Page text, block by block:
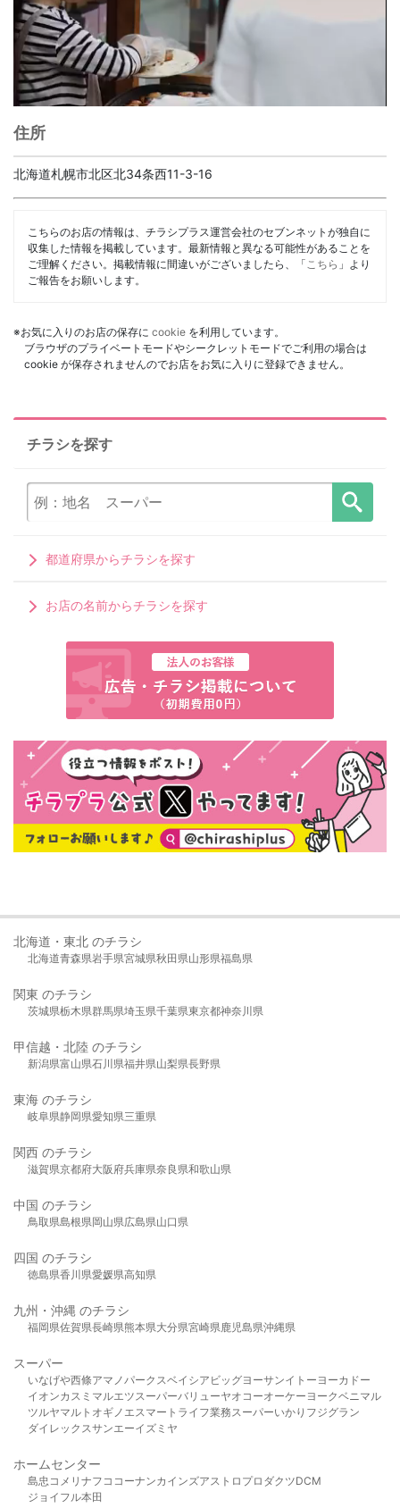
住所
北海道札幌市北区北34条西11-3-16
こちらのお店の情報は、チラシプラス運営会社のセブンネットが独自に
収集した情報を掲載しています。最新情報と異なる可能性があることを
ご理解ください。掲載情報に間違いがございましたら、「 こちら 」より
ご報告をお願いします。
※お気に入りのお店の保存に cookie を利用しています。
ブラウザのプライベートモードやシークレットモードでご利用の場合は
cookie が保存されませんのでお店をお気に入りに登録できません。
チラシを探す
都道府県からチラシを探す
お店の名前からチラシを探す
北海道・東北 のチラシ
北海道青森県岩手県宮城県秋田県山形県福島県
関東 のチラシ
茨城県栃木県群馬県埼玉県千葉県東京都神奈川県
甲信越・北陸 のチラシ
新潟県富山県石川県福井県山梨県長野県
東海 のチラシ
岐阜県静岡県愛知県三重県
関西 のチラシ
滋賀県京都府大阪府兵庫県奈良県和歌山県
中国 のチラシ
鳥取県島根県岡山県広島県山口県
四国 のチラシ
徳島県香川県愛媛県高知県
九州・沖縄 のチラシ
福岡県佐賀県長崎県熊本県大分県宮崎県鹿児島県沖縄県
スーパー
いなげや西條アマノパークスベイシア ビッグヨーサンイトーヨーカドー
イオンカスミ マルエツスーパーバリューヤオコーオーケー ヨークベニマル
ツルヤマルト オギノ エスマート ライフ業務スーパーいかり フジグラン
ダイレックスサンエーイズミヤ
ホームセンター
島忠 コメリ ナフコ コーナンカインズアストロプロダクツDCM
ジョイフル本田